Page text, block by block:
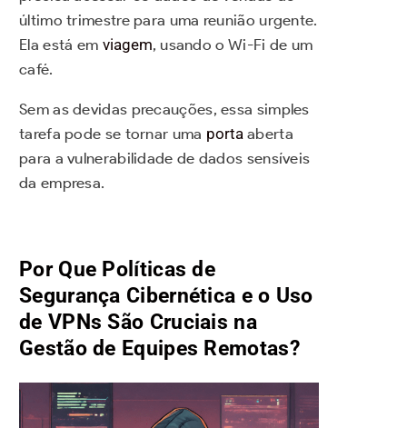
último trimestre para uma reunião urgente.
Ela está em viagem, usando o Wi-Fi de um
café.
Sem as devidas precauções, essa simples
tarefa pode se tornar uma porta aberta
para a vulnerabilidade de dados sensíveis
da empresa.
Por Que Políticas de
Segurança Cibernética e o Uso
de VPNs São Cruciais na
Gestão de Equipes Remotas?